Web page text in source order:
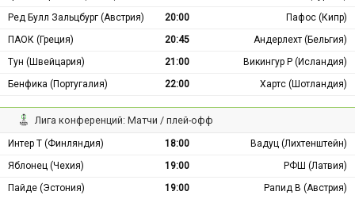
Ред Булл Зальцбург (Австрия)
20:00
Пафос (Кипр)
ПАОК (Греция)
20:45
Андерлехт (Бельгия)
Тун (Швейцария)
21:00
Викингур Р (Исландия)
Бенфика (Португалия)
22:00 Хартс (Шотландия)
Лига конференций: Матчи / плей-офф
Интер Т (Финляндия) 18:00
Вадуц (Лихтенштейн)
Яблонец (Чехия)
19:00
РФШ (Латвия)
Пайде (Эстония)
19:00
Рапид В (Австрия)